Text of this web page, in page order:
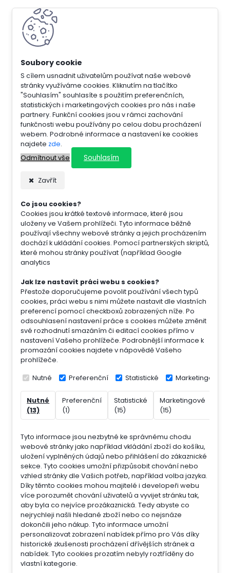
S cílem usnadnit uživatelům používat naše webové
stránky využíváme cookies. Kliknutím na tlačítko
"Souhlasím" souhlasíte s použitím preferenčních,
statistických i marketingových cookies pro nás i naše
partnery. Funkční cookies jsou v rámci zachování
funkčnosti webu používány po celou dobu procházení
webem. Podrobné informace a nastavení ke cookies
najdete zde.
Odmítnout vše
Souhlasím
Zavřít
Co jsou cookies?
Cookies jsou krátké textové informace, které jsou
uloženy ve Vašem prohlížeči. Tyto informace běžně
používají všechny webové stránky a jejich procházením
dochází k ukládání cookies. Pomocí partnerských skriptů,
které mohou stránky používat (například Google
analytics
Jak lze nastavit práci webu s cookies?
Přestože doporučujeme povolit používání všech typů
cookies, práci webu s nimi můžete nastavit dle vlastních
preferencí pomocí checkboxů zobrazených níže. Po
odsouhlasení nastavení práce s cookies můžete změnit
své rozhodnutí smazáním či editací cookies přímo v
nastavení Vašeho prohlížeče. Podrobnější informace k
promazání cookies najdete v nápovědě Vašeho
prohlížeče.
Nutné Preferenční Statistické Marketingové
Nutné
(13)
Preferenční
(1)
Statistické
(15)
Marketingové
(15)
Tyto informace jsou nezbytné ke správnému chodu
webové stránky jako například vkládání zboží do košíku,
uložení vyplněných údajů nebo přihlášení do zákaznické
sekce. Tyto cookies umožní přizpůsobit chování nebo
vzhled stránky dle Vašich potřeb, například volba jazyka.
Díky těmto cookies mohou majitelé i developeři webu
více porozumět chování uživatelů a vyvijet stránku tak,
aby byla co nejvíce prozákaznická. Tedy abyste co
nejrychleji našli hledané zboží nebo co nejsnáze
dokončili jeho nákup. Tyto informace umožní
personalizovat zobrazení nabídek přímo pro Vás díky
historické zkušenosti procházení dřívějších stránek a
nabídek. Tyto cookies prozatím nebyly roztříděny do
vlastní kategorie.